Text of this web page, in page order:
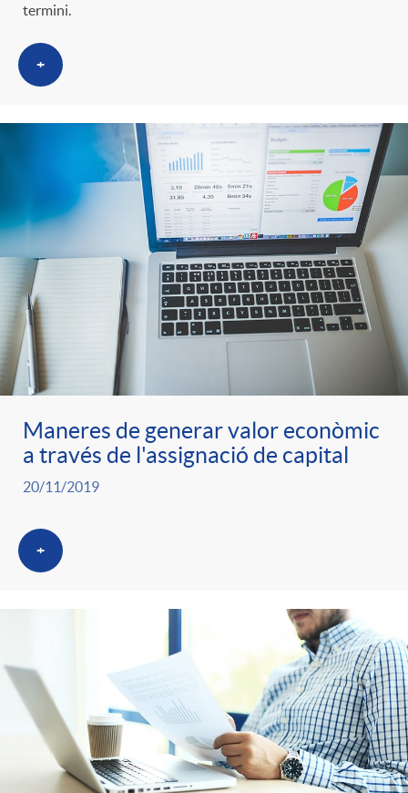
termini.
+
Maneres de generar valor econòmic
a través de l'assignació de capital
20/11/2019
+